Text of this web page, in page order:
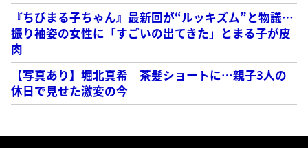
『ちびまる子ちゃん』最新回が“ルッキズム”と物議…
振り袖姿の女性に「すごいの出てきた」とまる子が皮
肉
【写真あり】堀北真希 茶髪ショートに…親子3人の
休日で見せた激変の今